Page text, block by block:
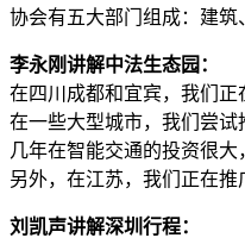
协会有五大部门组成：建筑
李永刚讲解中法生态园：
在四川成都和宜宾，我们正
在一些大型城市，我们尝
几年在智能交通的投资很
另外，在江苏，我们正在推
刘凯声讲解深圳行程：